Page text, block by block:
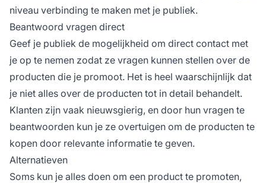
niveau verbinding te maken met je publiek.
Beantwoord vragen direct
Geef je publiek de mogelijkheid om direct contact met
je op te nemen zodat ze vragen kunnen stellen over de
producten die je promoot. Het is heel waarschijnlijk dat
je niet alles over de producten tot in detail behandelt.
Klanten zijn vaak nieuwsgierig, en door hun vragen te
beantwoorden kun je ze overtuigen om de producten te
kopen door relevante informatie te geven.
Alternatieven
Soms kun je alles doen om een product te promoten,